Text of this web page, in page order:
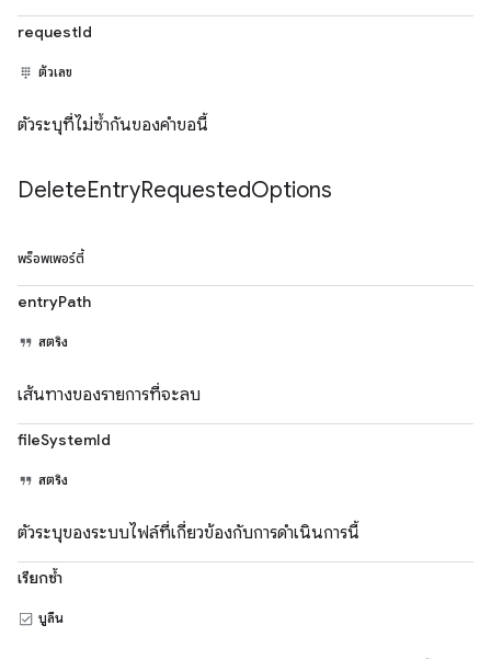
requestId
ตัวเลข
ตัวระบุที่ไม่ซ้ำกันของคำขอนี้
DeleteEntryRequestedOptions
พร็อพเพอร์ตี้
entryPath
สตริง
เส้นทางของรายการที่จะลบ
fileSystemId
สตริง
ตัวระบุของระบบไฟล์ที่เกี่ยวข้องกับการดำเนินการนี้
เรียกซ้ำ
บูลีน